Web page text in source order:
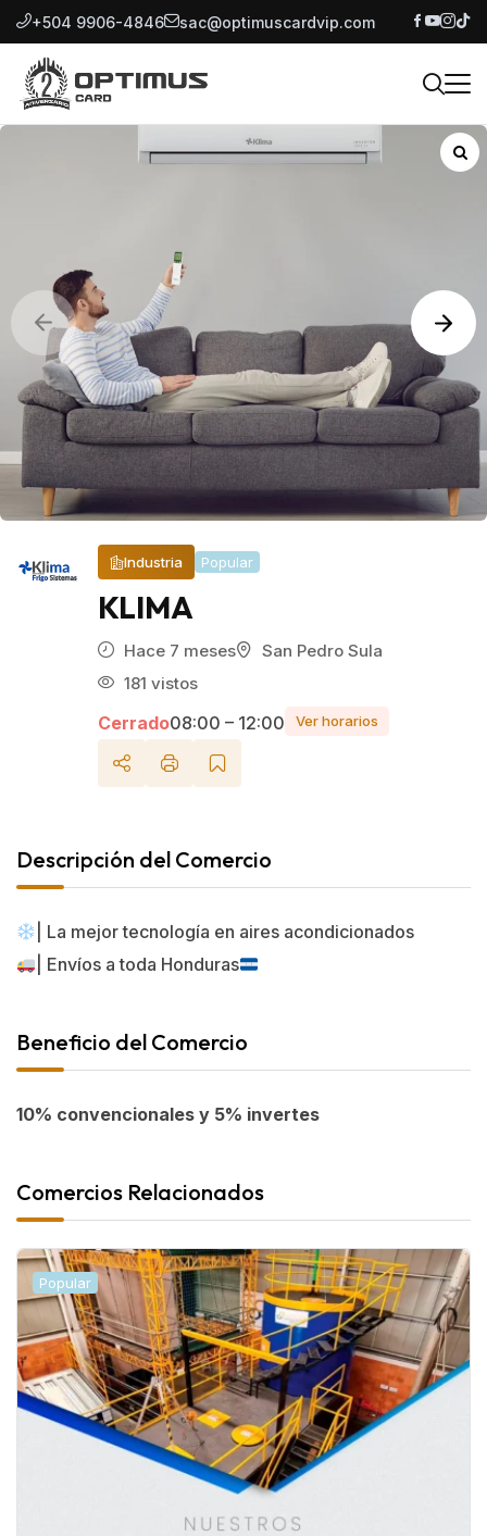
+504 9906-4846 sac@optimuscardvip.com
Industria Popular
KLIMA
Hace 7 meses
San Pedro Sula
181 vistos
Cerrado08:00 – 12:00 Ver horarios
Descripción del Comercio
| La mejor tecnología en aires acondicionados
| Envíos a toda Honduras
Beneficio del Comercio
10% convencionales y 5% invertes
Comercios Relacionados
Popular